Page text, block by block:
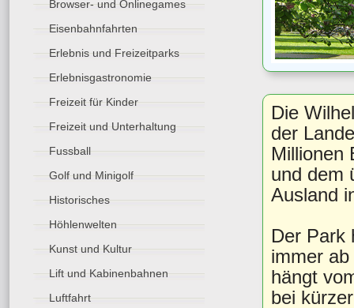
Browser- und Onlinegames
Eisenbahnfahrten
Erlebnis und Freizeitparks
Erlebnisgastronomie
Freizeit für Kinder
Freizeit und Unterhaltung
Fussball
Golf und Minigolf
Historisches
Höhlenwelten
Kunst und Kultur
Lift und Kabinenbahnen
Luftfahrt
Die
der
Millionen
und dem
Ausland
Der Park
immer
hängt
bei